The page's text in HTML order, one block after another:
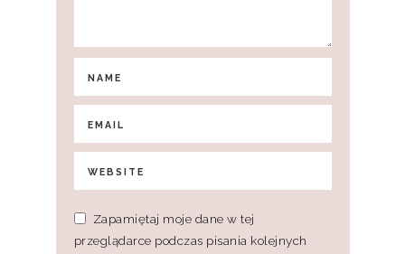
Zapamiętaj moje dane w tej
przeglądarce podczas pisania kolejnych